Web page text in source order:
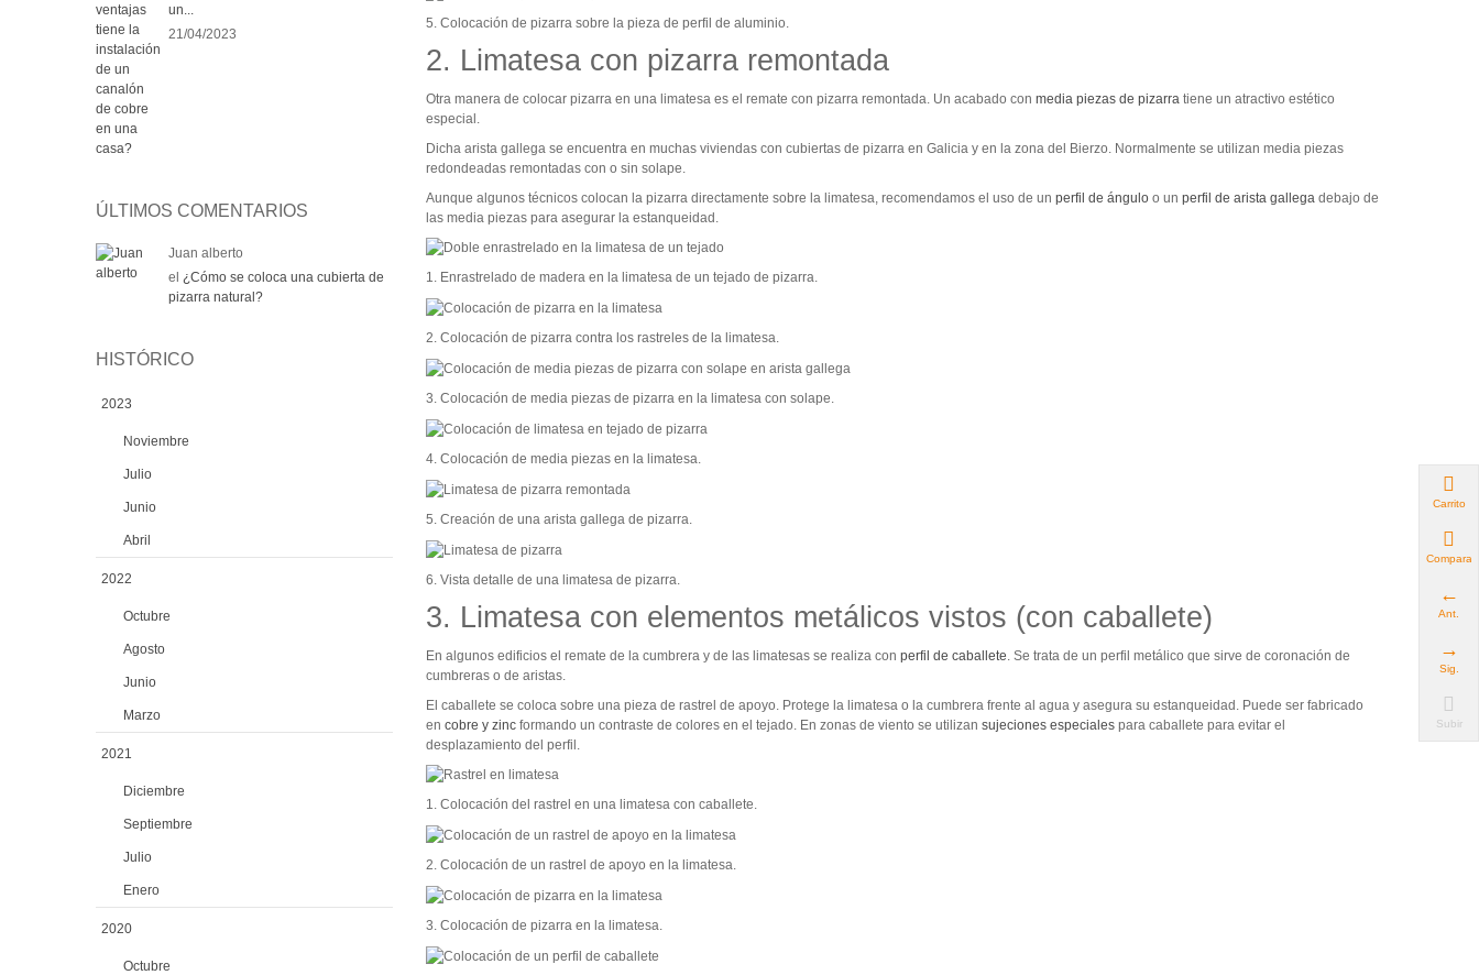
un...
21/04/2023
ÚLTIMOS COMENTARIOS
Juan alberto
el ¿Cómo se coloca una cubierta de
pizarra natural?
HISTÓRICO
2023
Noviembre
Julio
Junio
Abril
2022
Octubre
Agosto
Junio
Marzo
2021
Diciembre
Septiembre
Julio
Enero
2020
Octubre
5. Colocación de pizarra sobre la pieza de perfil de aluminio.
2. Limatesa con pizarra remontada
Otra manera de colocar pizarra en una limatesa es el remate con pizarra remontada. Un acabado con media piezas de pizarra tiene un atractivo estético
especial.
Dicha arista gallega se encuentra en muchas viviendas con cubiertas de pizarra en Galicia y en la zona del Bierzo. Normalmente se utilizan media piezas
redondeadas remontadas con o sin solape.
Aunque algunos técnicos colocan la pizarra directamente sobre la limatesa, recomendamos el uso de un perfil de ángulo o un perfil de arista gallega debajo de
las media piezas para asegurar la estanqueidad.
1. Enrastrelado de madera en la limatesa de un tejado de pizarra.
2. Colocación de pizarra contra los rastreles de la limatesa.
3. Colocación de media piezas de pizarra en la limatesa con solape.
4. Colocación de media piezas en la limatesa.
5. Creación de una arista gallega de pizarra.
6. Vista detalle de una limatesa de pizarra.
3. Limatesa con elementos metálicos vistos (con caballete)
En algunos edificios el remate de la cumbrera y de las limatesas se realiza con perfil de caballete . Se trata de un perfil metálico que sirve de coronación de
cumbreras o de aristas.
El caballete se coloca sobre una pieza de rastrel de apoyo. Protege la limatesa o la cumbrera frente al agua y asegura su estanqueidad. Puede ser fabricado
en cobre y zinc formando un contraste de colores en el tejado. En zonas de viento se utilizan sujeciones especiales para caballete para evitar el
desplazamiento del perfil.
1. Colocación del rastrel en una limatesa con caballete.
2. Colocación de un rastrel de apoyo en la limatesa.
3. Colocación de pizarra en la limatesa.
Carrito
Comparar
Ant.
Sig.
Subir